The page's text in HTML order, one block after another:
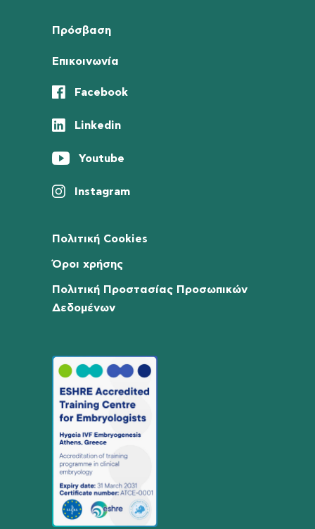
Πρόσβαση
Επικοινωνία
Facebook
Linkedin
Youtube
Instagram
Πολιτική Cookies
Όροι χρήσης
Πολιτική Προστασίας Προσωπικών
Δεδομένων